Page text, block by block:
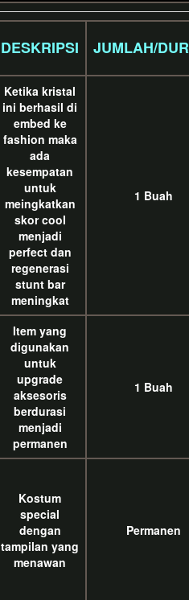
DESKRIPSI JUMLAH/
Ketika kristal
ini berhasil di
embed ke
fashion maka
ada
kesempatan
untuk
meingkatkan
skor cool
menjadi
perfect dan
regenerasi
stunt bar
meningkat
1 Buah
Item yang
digunakan
untuk
upgrade
aksesoris
berdurasi
menjadi
permanen
1 Buah
Kostum
special
dengan
tampilan yang
menawan
Permanen